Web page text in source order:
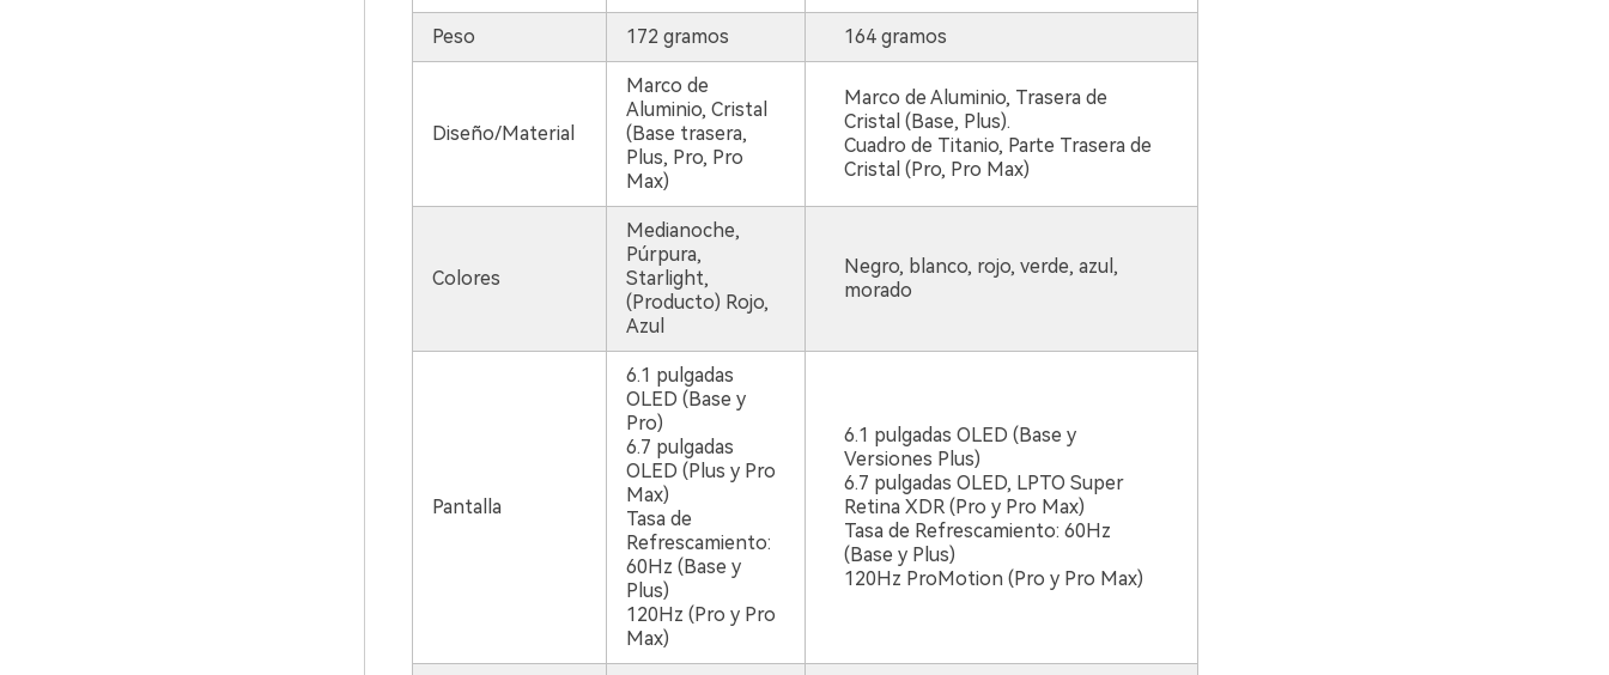
Peso 172 gramos 164 gramos
Diseño/Material
Marco de
Aluminio, Cristal
(Base trasera,
Plus, Pro, Pro
Max)
Marco de Aluminio, Trasera de
Cristal (Base, Plus).
Cuadro de Titanio, Parte Trasera de
Cristal (Pro, Pro Max)
Colores
Medianoche,
Púrpura,
Starlight,
(Producto) Rojo,
Azul
Negro, blanco, rojo, verde, azul,
morado
Pantalla
6.1 pulgadas
OLED (Base y
Pro)
6.7 pulgadas
OLED (Plus y Pro
Max)
Tasa de
Refrescamiento:
60Hz (Base y
Plus)
120Hz (Pro y Pro
Max)
6.1 pulgadas OLED (Base y
Versiones Plus)
6.7 pulgadas OLED, LPTO Super
Retina XDR (Pro y Pro Max)
Tasa de Refrescamiento: 60Hz
(Base y Plus)
120Hz ProMotion (Pro y Pro Max)